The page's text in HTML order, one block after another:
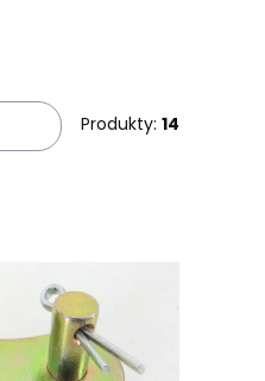
Produkty: 14